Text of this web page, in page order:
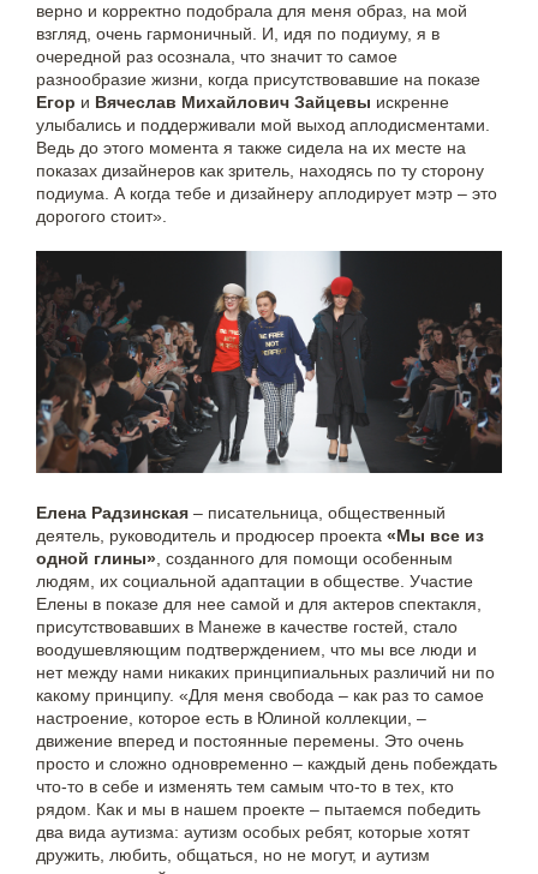
верно и корректно подобрала для меня образ, на мой
взгляд, очень гармоничный. И, идя по подиуму, я в
очередной раз осознала, что значит то самое
разнообразие жизни, когда присутствовавшие на показе
Егор и Вячеслав Михайлович Зайцевы искренне
улыбались и поддерживали мой выход аплодисментами.
Ведь до этого момента я также сидела на их месте на
показах дизайнеров как зритель, находясь по ту сторону
подиума. А когда тебе и дизайнеру аплодирует мэтр – это
дорогого стоит».
Елена Радзинская – писательница, общественный
деятель, руководитель и продюсер проекта «Мы все из
одной глины», созданного для помощи особенным
людям, их социальной адаптации в обществе. Участие
Елены в показе для нее самой и для актеров спектакля,
присутствовавших в Манеже в качестве гостей, стало
воодушевляющим подтверждением, что мы все люди и
нет между нами никаких принципиальных различий ни по
какому принципу. «Для меня свобода – как раз то самое
настроение, которое есть в Юлиной коллекции, –
движение вперед и постоянные перемены. Это очень
просто и сложно одновременно – каждый день побеждать
что-то в себе и изменять тем самым что-то в тех, кто
рядом. Как и мы в нашем проекте – пытаемся победить
два вида аутизма: аутизм особых ребят, которые хотят
дружить, любить, общаться, но не могут, и аутизм